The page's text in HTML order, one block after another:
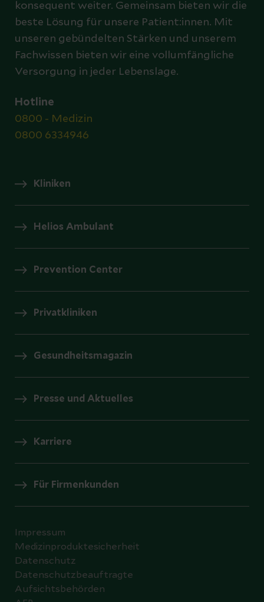
konsequent weiter. Gemeinsam bieten wir die
beste Lösung für unsere Patient:innen. Mit
unseren gebündelten Stärken und unserem
Fachwissen bieten wir eine vollumfängliche
Versorgung in jeder Lebenslage.
Hotline
0800 - Medizin
0800 6334946
Kliniken
Helios Ambulant
Prevention Center
Privatkliniken
Gesundheitsmagazin
Presse und Aktuelles
Karriere
Für Firmenkunden
Impressum
Medizinproduktesicherheit
Datenschutz
Datenschutzbeauftragte
Aufsichtsbehörden